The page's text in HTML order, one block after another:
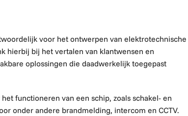
voor het ontwerpen van elektrotechnische
hierbij bij het vertalen van klantwensen en
oplossingen die daadwerkelijk toegepast
functioneren van een schip, zoals schakel- en
onder andere brandmelding, intercom en CCTV.